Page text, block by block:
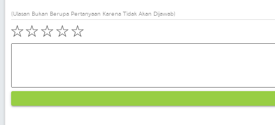
(Ulasan Bukan Berupa Pertanyaan Karena Tidak Akan Dijawab)
☆
☆
☆
☆
☆